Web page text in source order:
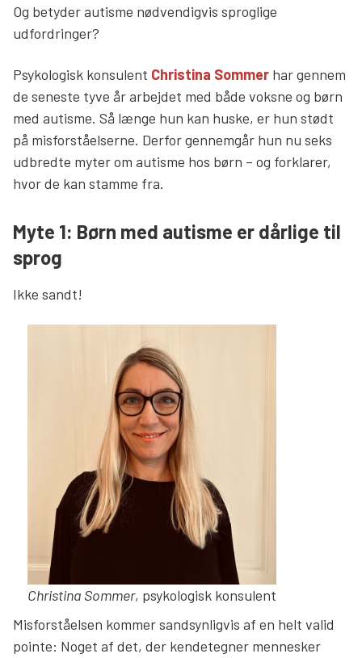
Og betyder autisme nødvendigvis sproglige
udfordringer?
Psykologisk konsulent Christina Sommer har gennem
de seneste tyve år arbejdet med både voksne og børn
med autisme. Så længe hun kan huske, er hun stødt
på misforståelserne. Derfor gennemgår hun nu seks
udbredte myter om autisme hos børn – og forklarer,
hvor de kan stamme fra.
Myte 1: Børn med autisme er dårlige til
sprog
Ikke sandt!
Christina Sommer, psykologisk konsulent
Misforståelsen kommer sandsynligvis af en helt valid
pointe: Noget af det, der kendetegner mennesker